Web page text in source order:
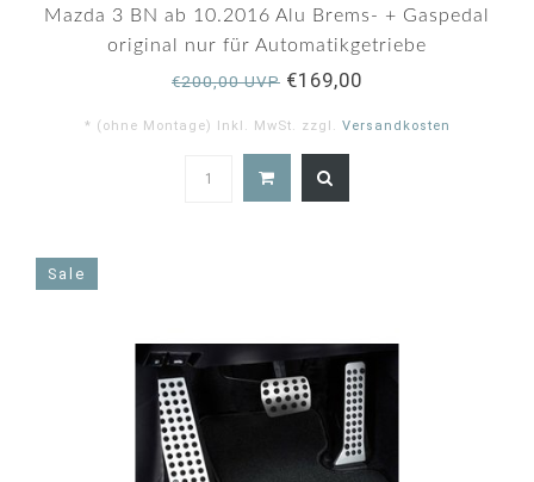
Mazda 3 BN ab 10.2016 Alu Brems- + Gaspedal
original nur für Automatikgetriebe
€200,00 UVP €169,00
* (ohne Montage) Inkl. MwSt. zzgl. Versandkosten
Sale